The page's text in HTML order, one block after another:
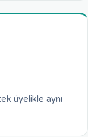
üyelikle aynı